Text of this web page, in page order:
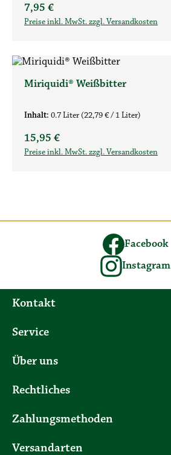
Regulärer Preis:
7,95 €
Preise inkl. MwSt. zzgl. Versandkosten
Miriquidi® Weißbitter
Inhalt: 0.7 Liter (22,79 € / 1 Liter)
Regulärer Preis:
15,95 €
Preise inkl. MwSt. zzgl. Versandkosten
Facebook
Instagram
Kontakt
Service
Über uns
Rechtliches
Zahlungsmethoden
Versandarten